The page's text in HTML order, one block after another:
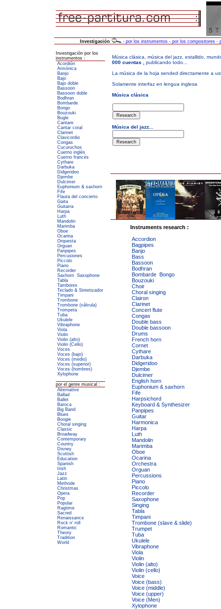
Investigación - por los instrumentos - por los compositores -
Investigación por los
instrumentos :
Acordión
Armónica
Banjo
Bajo
Bajo doble
Bassoon
Bassoon doble
Bodhran
Bombarde
Bongo
Bouzouki
Bugle
Cantare
Cantar coral
Clarinet
Clavicordio
Congas
Cucuruchos
Cuerno inglés
Cuerno francés
Cythare
Darbuka
Didgeridoo
Djembe
Dulcimer
Euphonium & saxhorn
Fife
Flauta del concierto
Gaita
Guitarra
Harpa
Luth
Mandolin
Marimba
Oboe
Ocarina
Orquesta
Orguan
Panpipes
Percusiones
Piccolo
Piano
Recorder
Saxhorn Saxophone
Tabla
Tambores
Teclado & Sintetizador
Timpani
Trombone
Trombone (válvula)
Trompeta
Tuba
Ukulele
Vibraphone
Viola
Violin
Violin (alto)
Violin (Cello)
Voces
Voces (bajo)
Voces (medio)
Voces (superior)
Voces (hombres)
Xylophone
por el genre musical :
Alternative
Ballad
Ballet
Baroca
Big Band
Blues
Boogie
Choral singing
Classic
Broadway
Contemporary
Country
Disney
Scottish
Education
Spanish
Irish
Jazz
Latin
Methode
Christmas
Opera
Pop
Popular
Ragtime
Sacred
Renaissance
Rock n' roll
Romantic
Theory
Tradition
World
Instruments research :
Accordion
Bagpipes
Banjo
Bass
Bassoon
Bodhran
Bombarde Bongo
Bouzouki
Choir
Choral singing
Clairon
Clarinet
Concert flute
Congas
Double bass
Double bassoon
Drums
French horn
Cornet
Cythare
Darbuka
Didgeridoo
Djembe
Dulcimer
English horn
Euphonium & saxhorn
Fife
Harpsichord
Keyboard & Synthesizer
Panpipes
Guitar
Harmonica
Harpa
Luth
Mandolin
Marimba
Oboe
Ocarina
Orchestra
Orguan
Percussions
Piano
Piccolo
Recorder
Saxophone
Singing
Tabla
Timpani
Trombone (slave & slide)
Trumpet
Tuba
Ukulele
Vibraphone
Viola
Violin
Violin (alto)
Violin (cello)
Voice
Voice (bass)
Voice (middle)
Voice (upper)
Voice (Men)
Xylophone